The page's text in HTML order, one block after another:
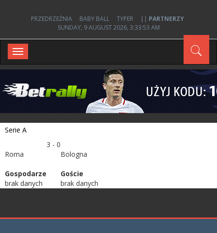
PRZEDRZEŹNIA BABY BALL TYPER || PARTNERZY
SUNDAY, 9 AUGUST 2026, 3:33:53 AM
Toggle
navigation
Serie A
3 - 0
Roma
Bologna
Gospodarze
brak danych
Goście
brak danych